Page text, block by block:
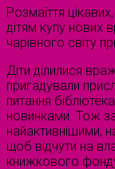
Розмаїття
дітям купу нових
чарівного світу
Діти ділилися
пригадували
питання
новинками. Тож
найактивнішими,
щоб відчути на
книжкового